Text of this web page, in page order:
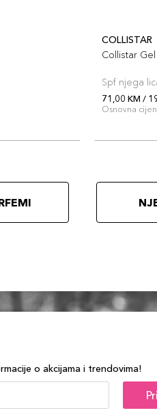
COLLISTAR
Collistar
Spf njega
71,00 KM /
Osnovna
o akcijama i trendovima!